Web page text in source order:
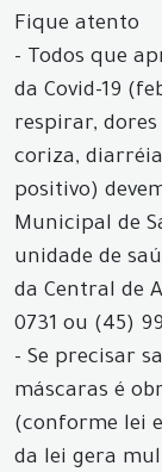
Fique atento
- Todos que
da Covid-19
respirar,
coriza,
positivo)
Municipal de
unidade de
da Central de
0731 ou (45)
- Se precisar
máscaras é
(conforme lei
da lei gera